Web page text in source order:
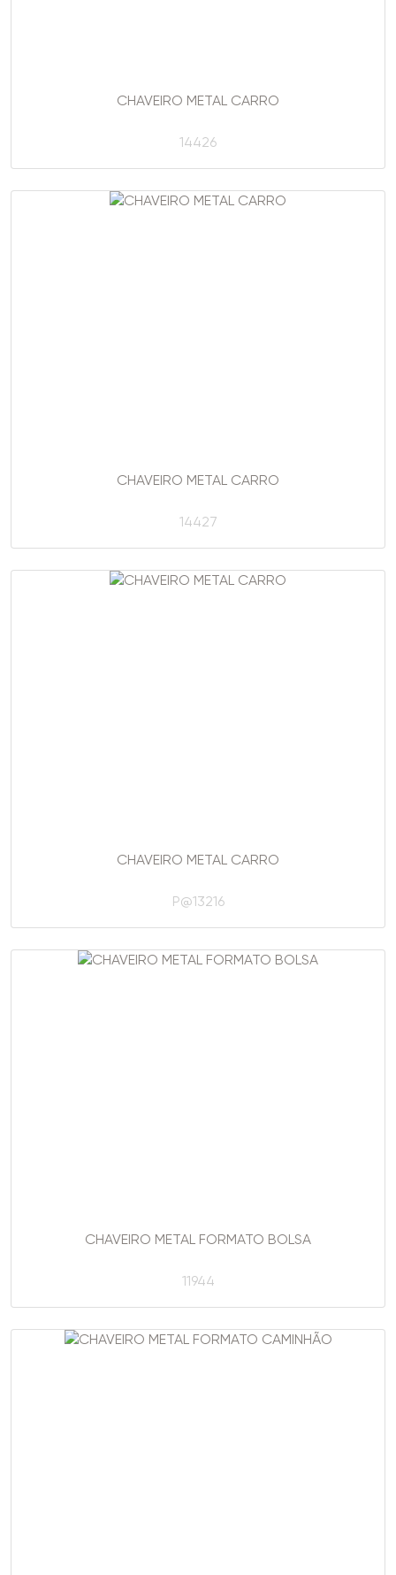
CHAVEIRO METAL CARRO
14426
CHAVEIRO METAL CARRO
14427
CHAVEIRO METAL CARRO
P@13216
CHAVEIRO METAL FORMATO BOLSA
11944